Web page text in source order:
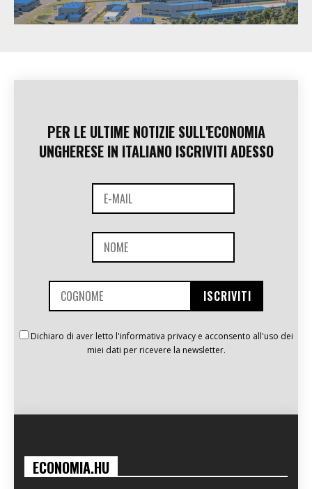
PER LE ULTIME NOTIZIE SULL'ECONOMIA
UNGHERESE IN ITALIANO ISCRIVITI ADESSO
Dichiaro di aver letto l'informativa privacy e acconsento all'uso dei
miei dati per ricevere la newsletter.
ECONOMIA.HU